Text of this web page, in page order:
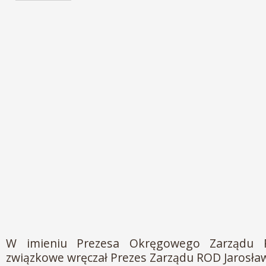
W imieniu Prezesa Okręgowego Zarządu
związkowe wręczał Prezes Zarządu ROD